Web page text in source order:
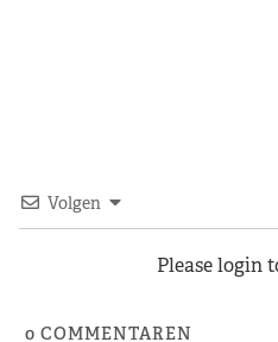
Volgen
Please login
0 COMMENTAREN